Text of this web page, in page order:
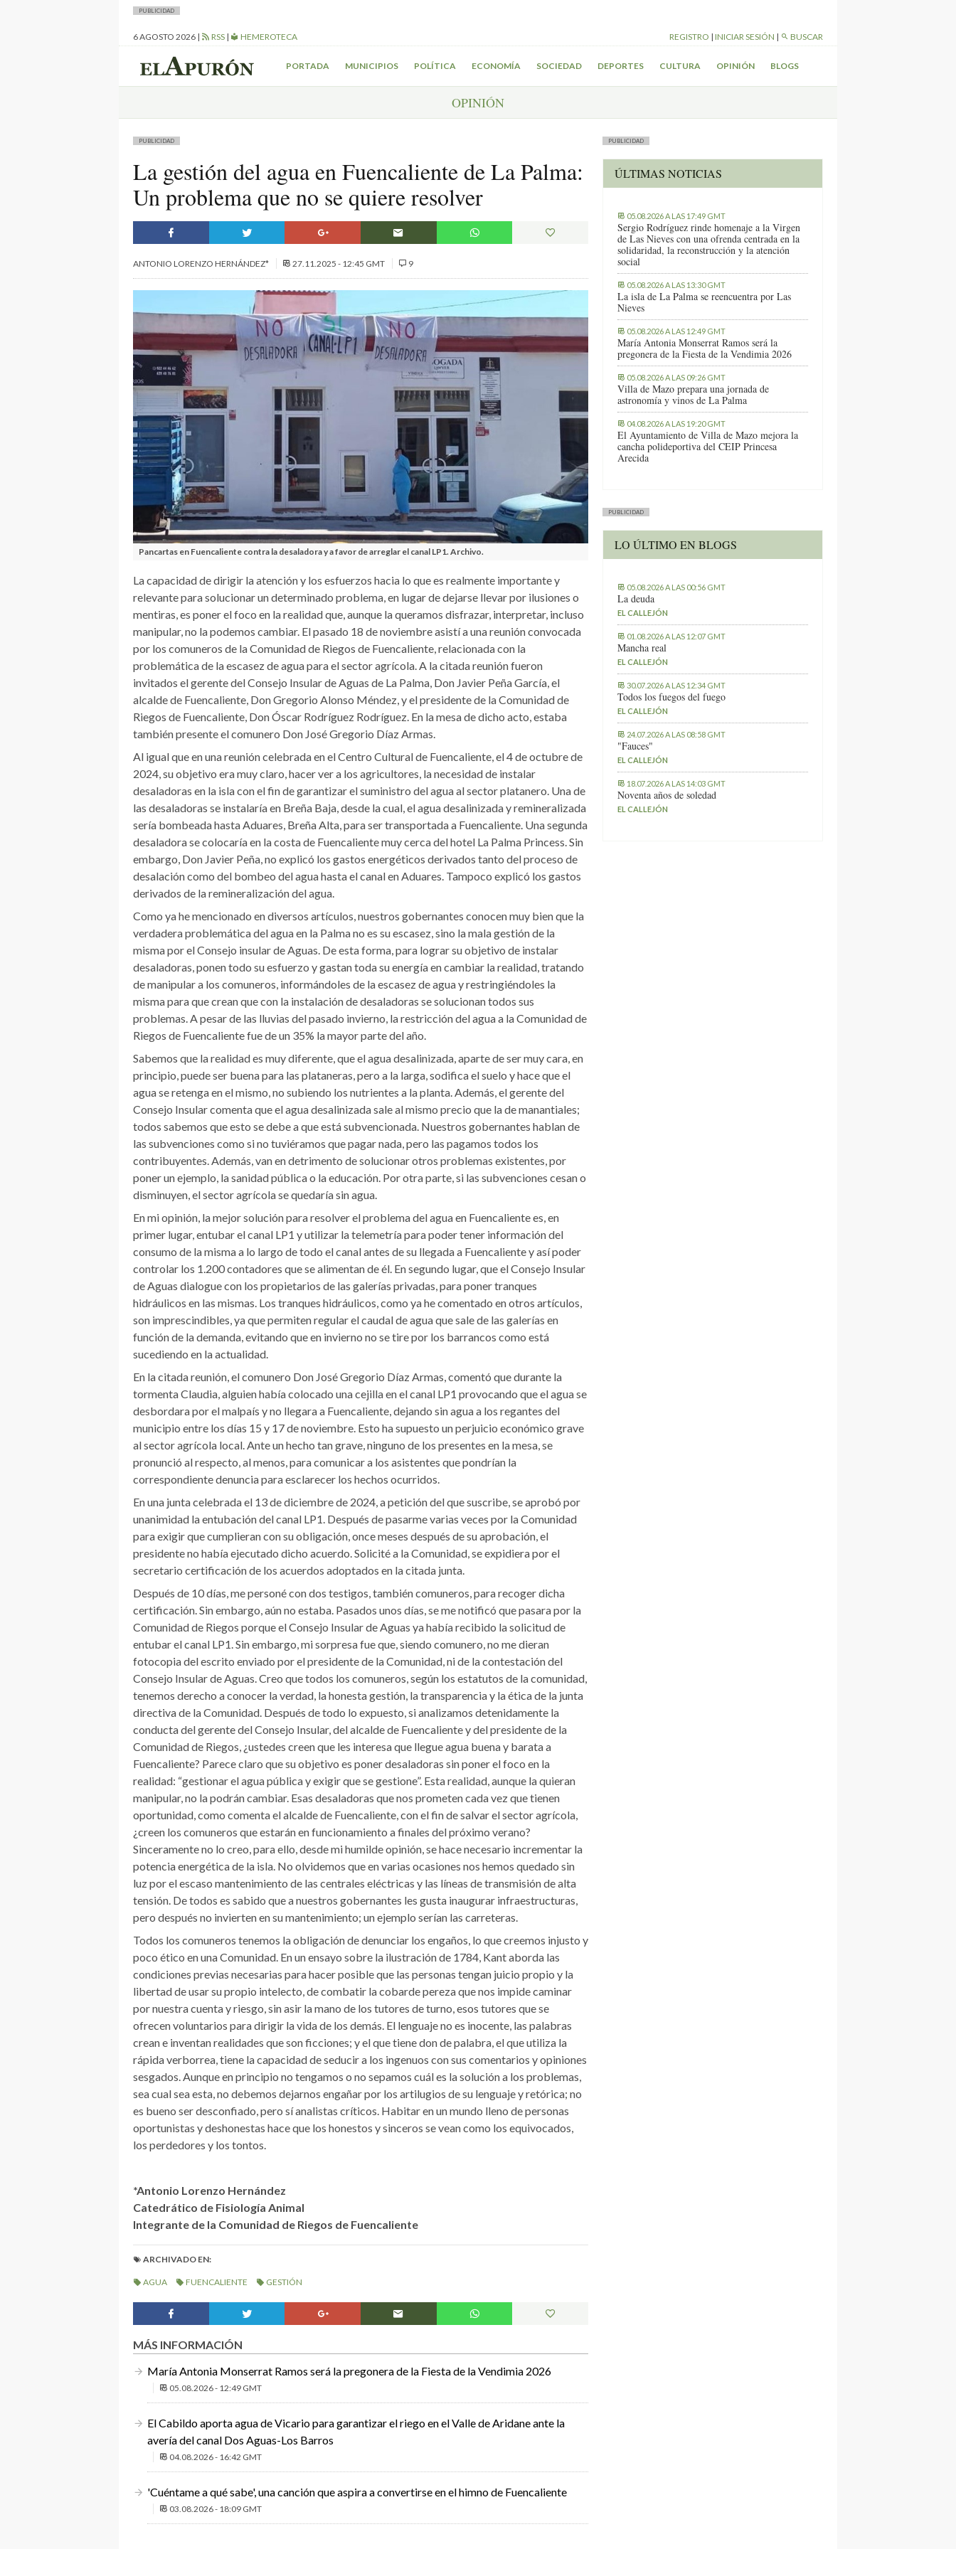
PUBLICIDAD
6 AGOSTO 2026 | RSS | HEMEROTECA REGISTRO | INICIAR SESIÓN | BUSCAR
PORTADA MUNICIPIOS POLÍTICA ECONOMÍA SOCIEDAD DEPORTES CULTURA OPINIÓN BLOGS
OPINIÓN
PUBLICIDAD
La gestión del agua en Fuencaliente de La Palma:
Un problema que no se quiere resolver
ANTONIO LORENZO HERNÁNDEZ* 27.11.2025 - 12:45 GMT 9
Pancartas en Fuencaliente contra la desaladora y a favor de arreglar el canal LP1. Archivo.
La capacidad de dirigir la atención y los esfuerzos hacia lo que es realmente importante y
relevante para solucionar un determinado problema, en lugar de dejarse llevar por ilusiones o
mentiras, es poner el foco en la realidad que, aunque la queramos disfrazar, interpretar, incluso
manipular, no la podemos cambiar. El pasado 18 de noviembre asistí a una reunión convocada
por los comuneros de la Comunidad de Riegos de Fuencaliente, relacionada con la
problemática de la escasez de agua para el sector agrícola. A la citada reunión fueron
invitados el gerente del Consejo Insular de Aguas de La Palma, Don Javier Peña García, el
alcalde de Fuencaliente, Don Gregorio Alonso Méndez, y el presidente de la Comunidad de
Riegos de Fuencaliente, Don Óscar Rodríguez Rodríguez. En la mesa de dicho acto, estaba
también presente el comunero Don José Gregorio Díaz Armas.
Al igual que en una reunión celebrada en el Centro Cultural de Fuencaliente, el 4 de octubre de
2024, su objetivo era muy claro, hacer ver a los agricultores, la necesidad de instalar
desaladoras en la isla con el fin de garantizar el suministro del agua al sector platanero. Una de
las desaladoras se instalaría en Breña Baja, desde la cual, el agua desalinizada y remineralizada
sería bombeada hasta Aduares, Breña Alta, para ser transportada a Fuencaliente. Una segunda
desaladora se colocaría en la costa de Fuencaliente muy cerca del hotel La Palma Princess. Sin
embargo, Don Javier Peña, no explicó los gastos energéticos derivados tanto del proceso de
desalación como del bombeo del agua hasta el canal en Aduares. Tampoco explicó los gastos
derivados de la remineralización del agua.
Como ya he mencionado en diversos artículos, nuestros gobernantes conocen muy bien que la
verdadera problemática del agua en la Palma no es su escasez, sino la mala gestión de la
misma por el Consejo insular de Aguas. De esta forma, para lograr su objetivo de instalar
desaladoras, ponen todo su esfuerzo y gastan toda su energía en cambiar la realidad, tratando
de manipular a los comuneros, informándoles de la escasez de agua y restringiéndoles la
misma para que crean que con la instalación de desaladoras se solucionan todos sus
problemas. A pesar de las lluvias del pasado invierno, la restricción del agua a la Comunidad de
Riegos de Fuencaliente fue de un 35% la mayor parte del año.
Sabemos que la realidad es muy diferente, que el agua desalinizada, aparte de ser muy cara, en
principio, puede ser buena para las plataneras, pero a la larga, sodifica el suelo y hace que el
agua se retenga en el mismo, no subiendo los nutrientes a la planta. Además, el gerente del
Consejo Insular comenta que el agua desalinizada sale al mismo precio que la de manantiales;
todos sabemos que esto se debe a que está subvencionada. Nuestros gobernantes hablan de
las subvenciones como si no tuviéramos que pagar nada, pero las pagamos todos los
contribuyentes. Además, van en detrimento de solucionar otros problemas existentes, por
poner un ejemplo, la sanidad pública o la educación. Por otra parte, si las subvenciones cesan o
disminuyen, el sector agrícola se quedaría sin agua.
En mi opinión, la mejor solución para resolver el problema del agua en Fuencaliente es, en
primer lugar, entubar el canal LP1 y utilizar la telemetría para poder tener información del
consumo de la misma a lo largo de todo el canal antes de su llegada a Fuencaliente y así poder
controlar los 1.200 contadores que se alimentan de él. En segundo lugar, que el Consejo Insular
de Aguas dialogue con los propietarios de las galerías privadas, para poner tranques
hidráulicos en las mismas. Los tranques hidráulicos, como ya he comentado en otros artículos,
son imprescindibles, ya que permiten regular el caudal de agua que sale de las galerías en
función de la demanda, evitando que en invierno no se tire por los barrancos como está
sucediendo en la actualidad.
En la citada reunión, el comunero Don José Gregorio Díaz Armas, comentó que durante la
tormenta Claudia, alguien había colocado una cejilla en el canal LP1 provocando que el agua se
desbordara por el malpaís y no llegara a Fuencaliente, dejando sin agua a los regantes del
municipio entre los días 15 y 17 de noviembre. Esto ha supuesto un perjuicio económico grave
al sector agrícola local. Ante un hecho tan grave, ninguno de los presentes en la mesa, se
pronunció al respecto, al menos, para comunicar a los asistentes que pondrían la
correspondiente denuncia para esclarecer los hechos ocurridos.
En una junta celebrada el 13 de diciembre de 2024, a petición del que suscribe, se aprobó por
unanimidad la entubación del canal LP1. Después de pasarme varias veces por la Comunidad
para exigir que cumplieran con su obligación, once meses después de su aprobación, el
presidente no había ejecutado dicho acuerdo. Solicité a la Comunidad, se expidiera por el
secretario certificación de los acuerdos adoptados en la citada junta.
Después de 10 días, me personé con dos testigos, también comuneros, para recoger dicha
certificación. Sin embargo, aún no estaba. Pasados unos días, se me notificó que pasara por la
Comunidad de Riegos porque el Consejo Insular de Aguas ya había recibido la solicitud de
entubar el canal LP1. Sin embargo, mi sorpresa fue que, siendo comunero, no me dieran
fotocopia del escrito enviado por el presidente de la Comunidad, ni de la contestación del
Consejo Insular de Aguas. Creo que todos los comuneros, según los estatutos de la comunidad,
tenemos derecho a conocer la verdad, la honesta gestión, la transparencia y la ética de la junta
directiva de la Comunidad. Después de todo lo expuesto, si analizamos detenidamente la
conducta del gerente del Consejo Insular, del alcalde de Fuencaliente y del presidente de la
Comunidad de Riegos, ¿ustedes creen que les interesa que llegue agua buena y barata a
Fuencaliente? Parece claro que su objetivo es poner desaladoras sin poner el foco en la
realidad: “gestionar el agua pública y exigir que se gestione”. Esta realidad, aunque la quieran
manipular, no la podrán cambiar. Esas desaladoras que nos prometen cada vez que tienen
oportunidad, como comenta el alcalde de Fuencaliente, con el fin de salvar el sector agrícola,
¿creen los comuneros que estarán en funcionamiento a finales del próximo verano?
Sinceramente no lo creo, para ello, desde mi humilde opinión, se hace necesario incrementar la
potencia energética de la isla. No olvidemos que en varias ocasiones nos hemos quedado sin
luz por el escaso mantenimiento de las centrales eléctricas y las líneas de transmisión de alta
tensión. De todos es sabido que a nuestros gobernantes les gusta inaugurar infraestructuras,
pero después no invierten en su mantenimiento; un ejemplo serían las carreteras.
Todos los comuneros tenemos la obligación de denunciar los engaños, lo que creemos injusto y
poco ético en una Comunidad. En un ensayo sobre la ilustración de 1784, Kant aborda las
condiciones previas necesarias para hacer posible que las personas tengan juicio propio y la
libertad de usar su propio intelecto, de combatir la cobarde pereza que nos impide caminar
por nuestra cuenta y riesgo, sin asir la mano de los tutores de turno, esos tutores que se
ofrecen voluntarios para dirigir la vida de los demás. El lenguaje no es inocente, las palabras
crean e inventan realidades que son ficciones; y el que tiene don de palabra, el que utiliza la
rápida verborrea, tiene la capacidad de seducir a los ingenuos con sus comentarios y opiniones
sesgados. Aunque en principio no tengamos o no sepamos cuál es la solución a los problemas,
sea cual sea esta, no debemos dejarnos engañar por los artilugios de su lenguaje y retórica; no
es bueno ser desconfiado, pero sí analistas críticos. Habitar en un mundo lleno de personas
oportunistas y deshonestas hace que los honestos y sinceros se vean como los equivocados,
los perdedores y los tontos.
*Antonio Lorenzo Hernández
Catedrático de Fisiología Animal
Integrante de la Comunidad de Riegos de Fuencaliente
ARCHIVADO EN:
AGUA FUENCALIENTE GESTIÓN
MÁS INFORMACIÓN
María Antonia Monserrat Ramos será la pregonera de la Fiesta de la Vendimia 2026
05.08.2026 - 12:49 GMT
El Cabildo aporta agua de Vicario para garantizar el riego en el Valle de Aridane ante la
avería del canal Dos Aguas-Los Barros
04.08.2026 - 16:42 GMT
'Cuéntame a qué sabe', una canción que aspira a convertirse en el himno de Fuencaliente
03.08.2026 - 18:09 GMT
PUBLICIDAD
ÚLTIMAS NOTICIAS
05.08.2026 A LAS 17:49 GMT
Sergio Rodríguez rinde homenaje a la Virgen
de Las Nieves con una ofrenda centrada en la
solidaridad, la reconstrucción y la atención
social
05.08.2026 A LAS 13:30 GMT
La isla de La Palma se reencuentra por Las
Nieves
05.08.2026 A LAS 12:49 GMT
María Antonia Monserrat Ramos será la
pregonera de la Fiesta de la Vendimia 2026
05.08.2026 A LAS 09:26 GMT
Villa de Mazo prepara una jornada de
astronomía y vinos de La Palma
04.08.2026 A LAS 19:20 GMT
El Ayuntamiento de Villa de Mazo mejora la
cancha polideportiva del CEIP Princesa
Arecida
PUBLICIDAD
LO ÚLTIMO EN BLOGS
05.08.2026 A LAS 00:56 GMT
La deuda
EL CALLEJÓN
01.08.2026 A LAS 12:07 GMT
Mancha real
EL CALLEJÓN
30.07.2026 A LAS 12:34 GMT
Todos los fuegos del fuego
EL CALLEJÓN
24.07.2026 A LAS 08:58 GMT
"Fauces"
EL CALLEJÓN
18.07.2026 A LAS 14:03 GMT
Noventa años de soledad
EL CALLEJÓN